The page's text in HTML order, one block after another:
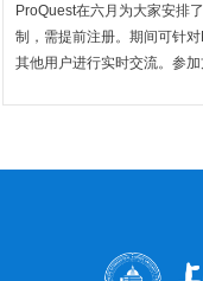
ProQuest在六月为大家安排
制，需提前注册。期间可针
其他用户进行实时交流。参